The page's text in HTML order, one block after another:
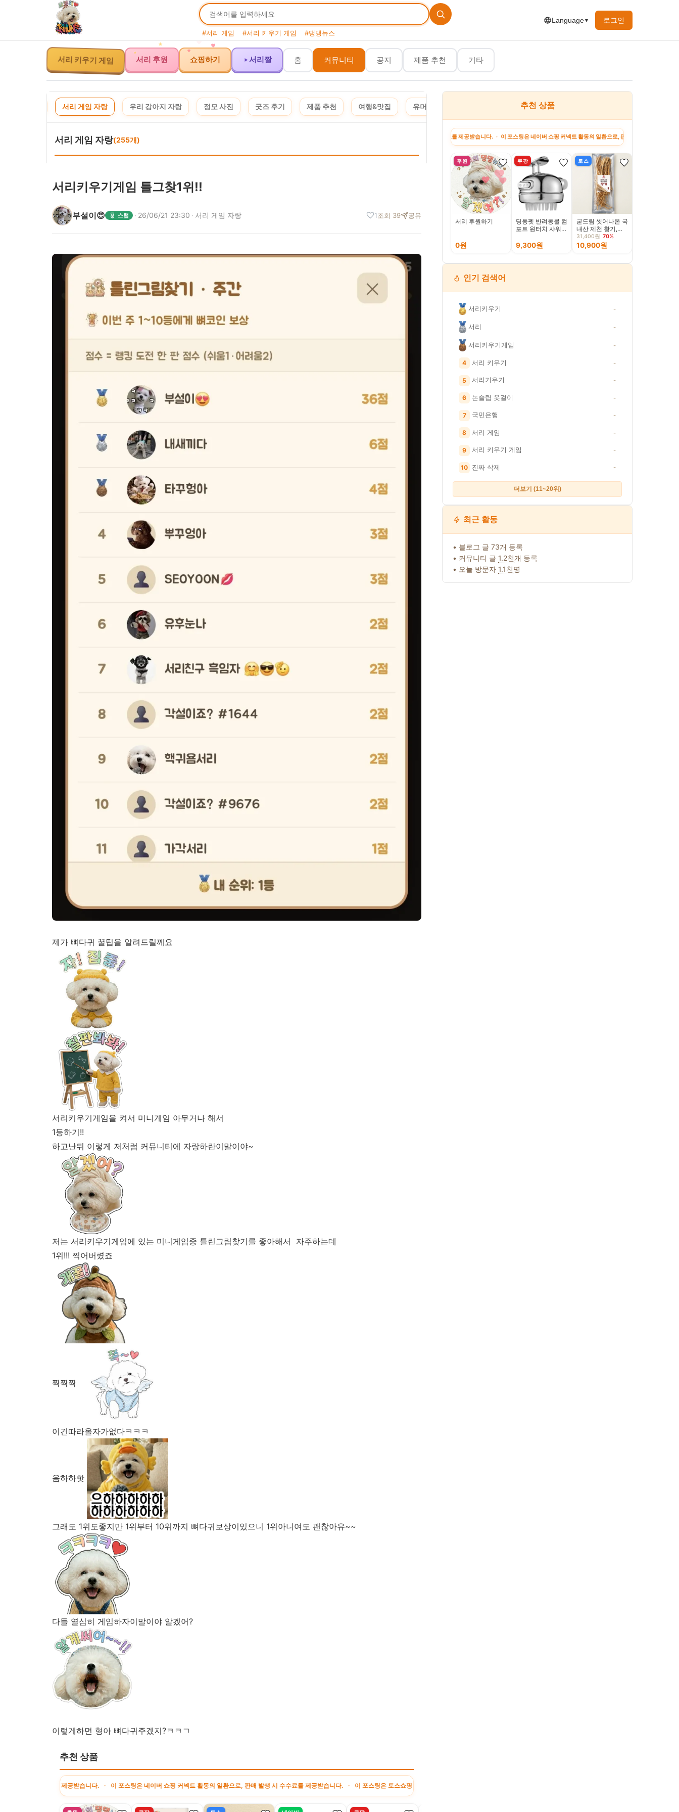
#서리 게임 #서리 키우기 게임 #댕댕뉴스
Language▼ 로그인
서리 키우기 게임 서리 후원 쇼핑하기 서리짤 홈 커뮤니티 공지 제품 추천 기타
서리 게임 자랑 우리 강아지 자랑 정모 사진 굿즈 후기 제품 추천 여행&맛집 유머&짤 지원금 정보
서리 게임 자랑(255개)
서리키우기게임 틀그찾1위!!
부설이😍 스탭 · 26/06/21 23:30 · 서리 게임 자랑 1조회 39 공유
제가 뼈다귀 꿀팁을 알려드릴께요
서리키우기게임을 켜서 미니게임 아무거나 해서
1등하기!!
하고난뒤 이렇게 저처럼 커뮤니티에 자랑하란이말이야~
저는 서리키우기게임에 있는 미니게임중 틀린그림찾기를 좋아해서 자주하는데
1위!!! 찍어버렸죠
짝짝짝
이건따라올자가없다ㅋㅋㅋ
음하하핫
그래도 1위도좋지만 1위부터 10위까지 뼈다귀보상이있으니 1위아니여도 괜찮아유~~
다들 열심히 게임하자이말이야 알겠어?
이렇게하면 형아 뼈다귀주겠지?ㅋㅋㄱ
추천 상품
료를 제공받습니다. · 이 포스팅은 네이버 쇼핑 커넥트 활동의 일환으로, 판매 발생 시 수수료를 제공받습니다. · 이 포스팅은 토스쇼핑 쉐어링크 활동의 일환으로, 이에 따른 일정액의 수수료를 제공받습니다. · 이 포스팅은 쿠팡 파트너스 활동
추천 상품
이 포스팅은 쿠팡 파트너스 활동의 일환으로, 이에 따른 일정액의 수수료를 제공받습니다. · 이 포스팅은 네이버 쇼핑 커넥트 활동의 일환으로, 판매 발생 시 수수료를 제공받습니
후원
서리 후원하기
0원
쿠팡
딩동펫 반려동물 컴
포트 원터치 샤워기
9,300원
토스
굳드림 씻어나온 국
내산 제천 황기,
200g, 1개
31,400원 70%
10,900원
인기 검색어
서리키우기 -
서리 -
서리키우기게임 -
4 서리 키우기 -
5 서리기우기 -
6 논슬립 옷걸이 -
7 국민은행 -
8 서리 게임 -
9 서리 키우기 게임 -
10 진짜 삭제 -
더보기 (11~20위)
최근 활동
• 블로그 글 73개 등록
• 커뮤니티 글 1.2천개 등록
• 오늘 방문자 1.1천명